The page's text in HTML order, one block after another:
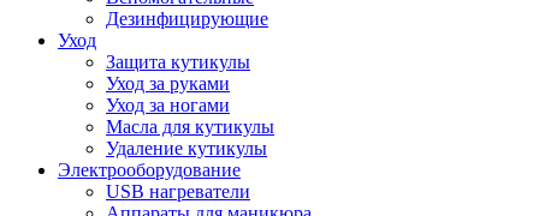
Дезинфицирующие
Уход
Защита кутикулы
Уход за руками
Уход за ногами
Масла для кутикулы
Удаление кутикулы
Электрооборудование
USB нагреватели